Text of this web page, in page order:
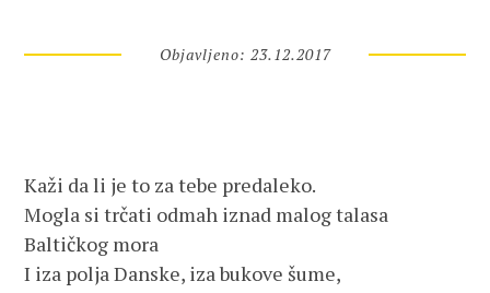
Objavljeno: 23.12.2017
Kaži da li je to za tebe predaleko.
Mogla si trčati odmah iznad malog talasa
Baltičkog mora
I iza polja Danske, iza bukove šume,